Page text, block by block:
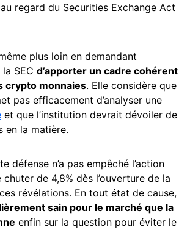
au regard du Securities Exchange Act
plus loin en demandant
SEC d’apporter un cadre cohérent
crypto monnaies. Elle considère que
pas efficacement d’analyser une
et que l’institution devrait dévoiler de
en la matière.
défense n’a pas empêché l’action
de 4,8% dès l’ouverture de la
révélations. En tout état de cause,
sain pour le marché que la
enfin sur la question pour éviter le